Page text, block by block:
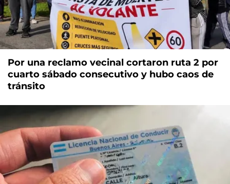
Por una reclamo vecinal cortaron ruta 2 por
cuarto sábado consecutivo y hubo caos de
tránsito